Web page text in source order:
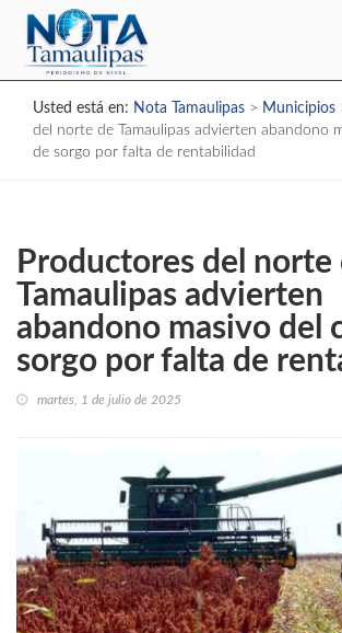
Usted está en: Nota Tamaulipas > Municipios
del norte de Tamaulipas advierten abandono
de sorgo por falta de rentabilidad
Productores del norte
Tamaulipas advierten
abandono masivo del
sorgo por falta de
martes, 1 de julio de 2025